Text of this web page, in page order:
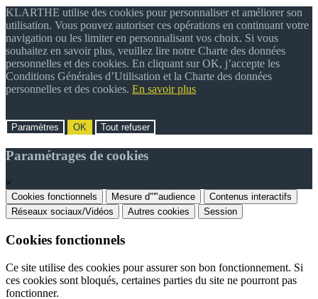
KLARTHE utilise des cookies pour personnaliser et améliorer son
utilisation. Vous pouvez autoriser ces opérations en continuant votre
navigation ou les limiter en personnalisant vos choix. Si vous
souhaitez en savoir plus, veuillez lire notre Charte des données
personnelles et des cookies. En cliquant sur OK, j’accepte les
Conditions Générales d’Utilisation et la Charte des données
personnelles et des cookies. En savoir plus
Paramètres OK Tout refuser
Paramétrages de cookies
×
Cookies fonctionnels Mesure d"'"audience
Contenus interactifs
Réseaux sociaux/Vidéos
Autres cookies Session
Cookies fonctionnels
Ce site utilise des cookies pour assurer son bon fonctionnement. Si
ces cookies sont bloqués, certaines parties du site ne pourront pas
fonctionner.